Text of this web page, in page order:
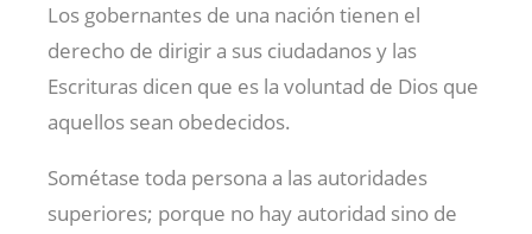
Los gobernantes de una nación tienen el
derecho de dirigir a sus ciudadanos y las
Escrituras dicen que es la voluntad de Dios que
aquellos sean obedecidos.
Sométase toda persona a las autoridades
superiores; porque no hay autoridad sino de